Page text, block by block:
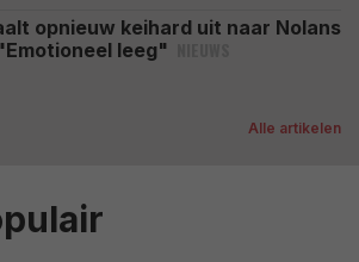
opnieuw keihard uit naar Nolans
leeg"
Alle artikelen